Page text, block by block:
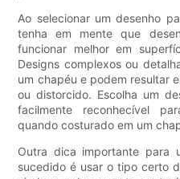
Ao selecionar um desenho
tenha em mente que
funcionar melhor em
Designs complexos ou
um chapéu e podem resultar
ou distorcido. Escolha um
facilmente reconhecível
quando costurado em um
Outra dica importante para
sucedido é usar o tipo certo